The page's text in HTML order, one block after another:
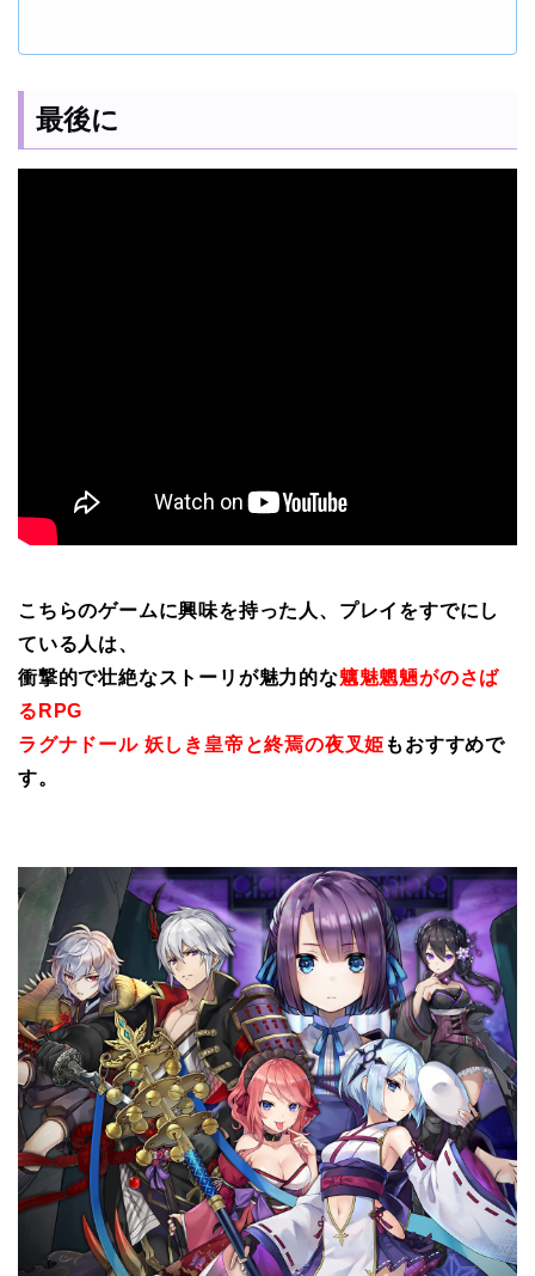
最後に
こちらのゲームに興味を持った人、プレイをすでにし
ている人は、
衝撃的で壮絶なストーリが魅力的な魑魅魍魎がのさば
るRPG
ラグナドール 妖しき皇帝と終焉の夜叉姫 もおすすめで
す。